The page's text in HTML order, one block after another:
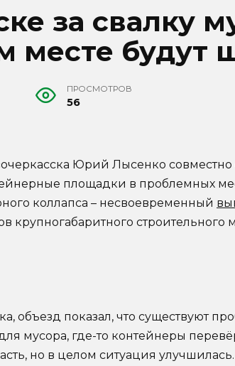
за свалку
месте будут
ПРОСМОТРОВ
56
Юрий Лысенко совместно
площадки в проблемных
коллапса – несвоевременный
крупногабаритного строительного
объезд показал, что существуют
мусора, где-то контейнеры
но в целом ситуация улучшилась.